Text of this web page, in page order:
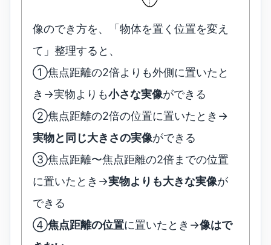
像のでき方を、「物体を置く位置を変え
て」整理すると、
①焦点距離の2倍よりも外側に置いたと
き→実物よりも小さな実像ができる
②焦点距離の2倍の位置に置いたとき→
実物と同じ大きさの実像ができる
③焦点距離〜焦点距離の2倍までの位置
に置いたとき→実物よりも大きな実像が
できる
④焦点距離の位置に置いたとき→像はで